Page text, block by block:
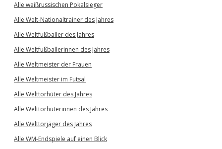
Alle weißrussischen Pokalsieger
Alle Welt-Nationaltrainer des Jahres
Alle Weltfußballer des Jahres
Alle Weltfußballerinnen des Jahres
Alle Weltmeister der Frauen
Alle Weltmeister im Futsal
Alle Welttorhüter des Jahres
Alle Welttorhüterinnen des Jahres
Alle Welttorjäger des Jahres
Alle WM-Endspiele auf einen Blick